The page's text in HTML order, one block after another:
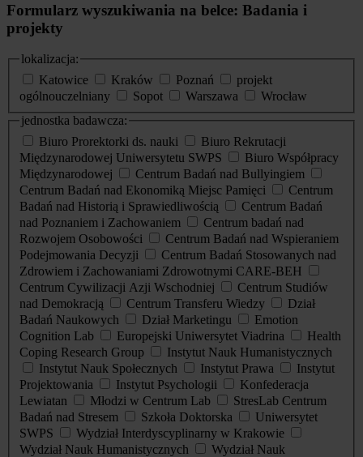
Formularz wyszukiwania na belce: Badania i
projekty
lokalizacja:
Katowice
Kraków Poznań
projekt
ogólnouczelniany
Sopot Warszawa
Wrocław
jednostka badawcza:
Biuro Prorektorki ds. nauki
Biuro Rekrutacji
Międzynarodowej Uniwersytetu SWPS
Biuro Współpracy
Międzynarodowej
Centrum Badań nad Bullyingiem
Centrum Badań nad Ekonomiką Miejsc Pamięci
Centrum
Badań nad Historią i Sprawiedliwością
Centrum Badań
nad Poznaniem i Zachowaniem
Centrum badań nad
Rozwojem Osobowości
Centrum Badań nad Wspieraniem
Podejmowania Decyzji
Centrum Badań Stosowanych nad
Zdrowiem i Zachowaniami Zdrowotnymi CARE-BEH
Centrum Cywilizacji Azji Wschodniej
Centrum Studiów
nad Demokracją
Centrum Transferu Wiedzy
Dział
Badań Naukowych
Dział Marketingu
Emotion
Cognition Lab
Europejski Uniwersytet Viadrina
Health
Coping Research Group
Instytut Nauk Humanistycznych
Instytut Nauk Społecznych
Instytut Prawa
Instytut
Projektowania
Instytut Psychologii
Konfederacja
Lewiatan
Młodzi w Centrum Lab
StresLab Centrum
Badań nad Stresem
Szkoła Doktorska
Uniwersytet
SWPS
Wydział Interdyscyplinarny w Krakowie
Wydział Nauk Humanistycznych
Wydział Nauk